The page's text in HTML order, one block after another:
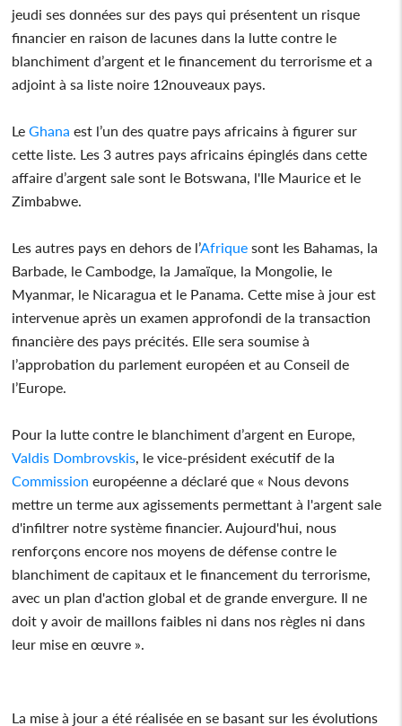
jeudi ses données sur des pays qui présentent un risque
financier en raison de lacunes dans la lutte contre le
blanchiment d’argent et le financement du terrorisme et a
adjoint à sa liste noire 12nouveaux pays.
Le Ghana est l’un des quatre pays africains à figurer sur
cette liste. Les 3 autres pays africains épinglés dans cette
affaire d’argent sale sont le Botswana, l'Ile Maurice et le
Zimbabwe.
Les autres pays en dehors de l’Afrique sont les Bahamas, la
Barbade, le Cambodge, la Jamaïque, la Mongolie, le
Myanmar, le Nicaragua et le Panama. Cette mise à jour est
intervenue après un examen approfondi de la transaction
financière des pays précités. Elle sera soumise à
l’approbation du parlement européen et au Conseil de
l’Europe.
Pour la lutte contre le blanchiment d’argent en Europe,
Valdis Dombrovskis, le vice-président exécutif de la
Commission européenne a déclaré que « Nous devons
mettre un terme aux agissements permettant à l'argent sale
d'infiltrer notre système financier. Aujourd'hui, nous
renforçons encore nos moyens de défense contre le
blanchiment de capitaux et le financement du terrorisme,
avec un plan d'action global et de grande envergure. Il ne
doit y avoir de maillons faibles ni dans nos règles ni dans
leur mise en œuvre ».
La mise à jour a été réalisée en se basant sur les évolutions